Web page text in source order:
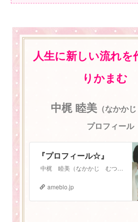
人生に新しい流れ
りかまむ
中梶 睦美 （なかか
プロフィール
『プロフィール☆』
ameblo.jp